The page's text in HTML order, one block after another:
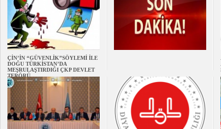
ÇİN’İN “GÜVENLİK”SÖYLEMİ İLE
DOĞU TÜRKİSTAN’DA
MEŞRULAŞTIRDIĞI ÇKP DEVLET
TERÖRÜ